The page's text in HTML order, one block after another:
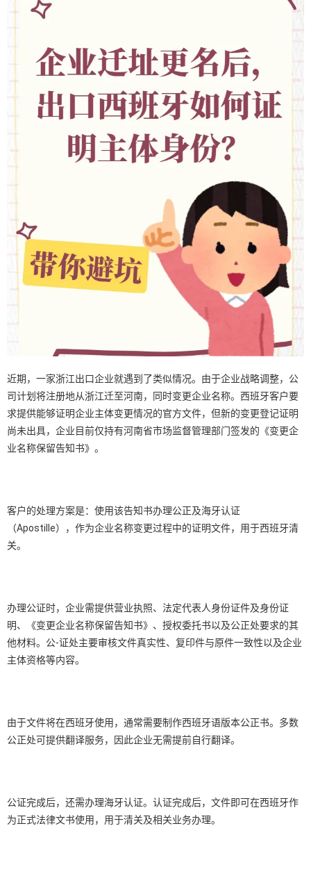
近期，一家浙江出口企业就遇到了类似情况。由于企业战略调整，公
司计划将注册地从浙江迁至河南，同时变更企业名称。西班牙客户要
求提供能够证明企业主体变更情况的官方文件，但新的变更登记证明
尚未出具，企业目前仅持有河南省市场监督管理部门签发的《变更企
业名称保留告知书》。
客户的处理方案是：使用该告知书办理公正及海牙认证
（Apostille），作为企业名称变更过程中的证明文件，用于西班牙清
关。
办理公证时，企业需提供营业执照、法定代表人身份证件及身份证
明、《变更企业名称保留告知书》、授权委托书以及公正处要求的其
他材料。公-证处主要审核文件真实性、复印件与原件一致性以及企业
主体资格等内容。
由于文件将在西班牙使用，通常需要制作西班牙语版本公正书。多数
公正处可提供翻译服务，因此企业无需提前自行翻译。
公证完成后，还需办理海牙认证。认证完成后，文件即可在西班牙作
为正式法律文书使用，用于清关及相关业务办理。